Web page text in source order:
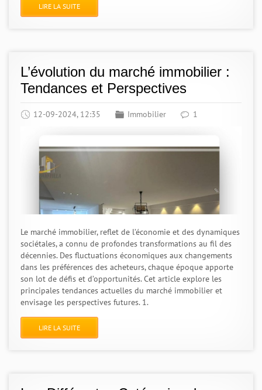
LIRE LA SUITE
L’évolution du marché immobilier :
Tendances et Perspectives
12-09-2024, 12:35 Immobilier 1
Le marché immobilier, reflet de l’économie et des dynamiques
sociétales, a connu de profondes transformations au fil des
décennies. Des fluctuations économiques aux changements
dans les préférences des acheteurs, chaque époque apporte
son lot de défis et d’opportunités. Cet article explore les
principales tendances actuelles du marché immobilier et
envisage les perspectives futures. 1.
LIRE LA SUITE